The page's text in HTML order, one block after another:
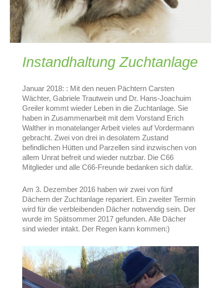
Instandhaltung Zuchtanlage
Januar 2018: : Mit den neuen Pächtern Carsten
Wächter, Gabriele Trautwein und Dr. Hans-Joachuim
Greiler kommt wieder Leben in die Zuchtanlage. Sie
haben in Zusammenarbeit mit dem Vorstand Erich
Walther in monatelanger Arbeit vieles auf Vordermann
gebracht. Zwei von drei in desolatem Zustand
befindlichen Hütten und Parzellen sind inzwischen von
allem Unrat befreit und wieder nutzbar. Die C66
Mitglieder und alle C66-Freunde bedanken sich dafür.
Am 3. Dezember 2016 haben wir zwei von fünf
Dächern der Zuchtanlage repariert. Ein zweiter Termin
wird für die verbleibenden Dächer notwendig sein. Der
wurde im Spätsommer 2017 gefunden. Alle Dächer
sind wieder intakt. Der Regen kann kommen:)